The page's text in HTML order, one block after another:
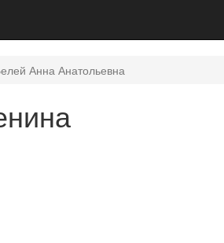
Анна Анатольевна